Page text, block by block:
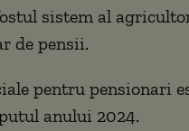
sistem al
de pensii.
pentru pensionari
anului 2024.